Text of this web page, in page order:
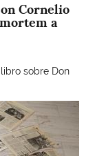
Cornelio
a
sobre Don